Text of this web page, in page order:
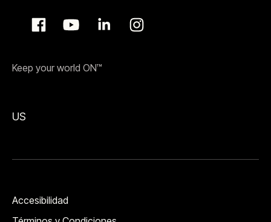
Keep your world ON™
US
Accesibilidad